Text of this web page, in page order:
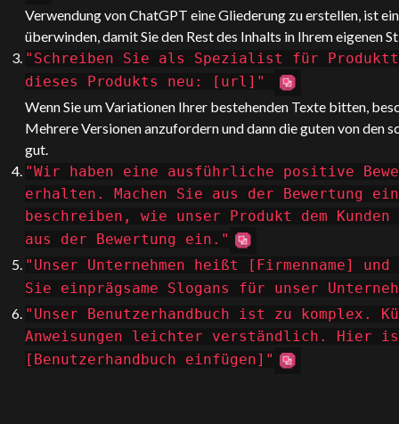
Verwendung vonChatGPT eine Gliederung zu erstellen, ist
überwinden, damit Sie den Rest des Inhalts in Ihrem eigenen
"Schreiben Sie als Spezialist für
dieses Produkts neu: [url]"
Wenn Sie um Variationen Ihrer bestehenden Texte bitten,
Mehrere Versionen anzufordern und dann die guten von den
gut.
"Wir haben eine ausführliche positive
erhalten. Machen Sie aus der Bewertung
beschreiben, wie unser Produkt dem
aus der Bewertung ein."
"Unser Unternehmen heißt [Firmenname]
Sie einprägsame Slogans für unser
"Unser Benutzerhandbuch ist zu komplex.
Anweisungen leichter verständlich. Hier
[Benutzerhandbuch einfügen]"